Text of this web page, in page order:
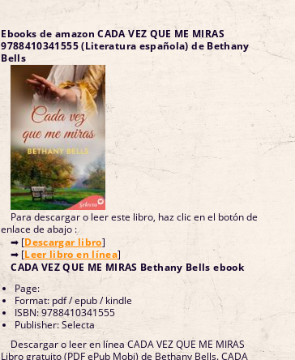
Ebooks de amazon CADA VEZ QUE ME MIRAS
9788410341555 (Literatura española) de Bethany
Bells
Para descargar o leer este libro, haz clic en el botón de
enlace de abajo :
➡ [Descargar libro]
➡ [Leer libro en línea]
CADA VEZ QUE ME MIRAS Bethany Bells ebook
Page:
Format: pdf / epub / kindle
ISBN: 9788410341555
Publisher: Selecta
Descargar o leer en línea CADA VEZ QUE ME MIRAS
Libro gratuito (PDF ePub Mobi) de Bethany Bells. CADA